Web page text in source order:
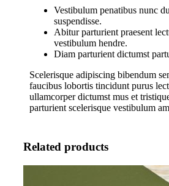
Vestibulum penatibus nunc
suspendisse.
Abitur parturient praesent
vestibulum hendre.
Diam parturient dictumst
Scelerisque adipiscing bibendum
faucibus lobortis tincidunt purus
ullamcorper dictumst mus et
parturient scelerisque vestibulum
Related products